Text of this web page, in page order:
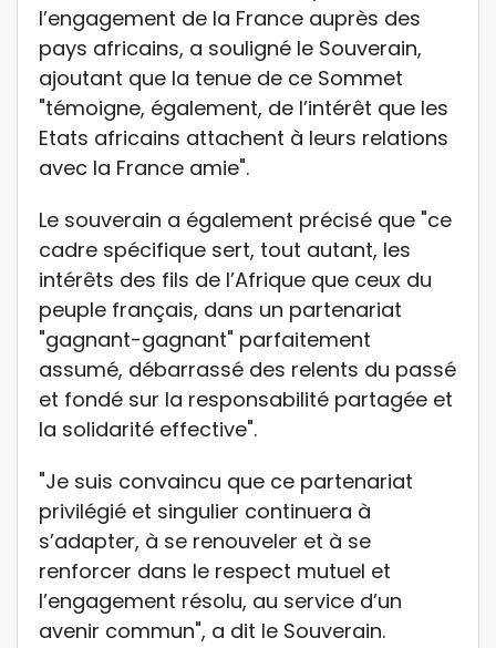
l’engagement de la France auprès des
pays africains, a souligné le Souverain,
ajoutant que la tenue de ce Sommet
"témoigne, également, de l’intérêt que les
Etats africains attachent à leurs relations
avec la France amie".
Le souverain a également précisé que "ce
cadre spécifique sert, tout autant, les
intérêts des fils de l’Afrique que ceux du
peuple français, dans un partenariat
"gagnant-gagnant" parfaitement
assumé, débarrassé des relents du passé
et fondé sur la responsabilité partagée et
la solidarité effective".
"Je suis convaincu que ce partenariat
privilégié et singulier continuera à
s’adapter, à se renouveler et à se
renforcer dans le respect mutuel et
l’engagement résolu, au service d’un
avenir commun", a dit le Souverain.